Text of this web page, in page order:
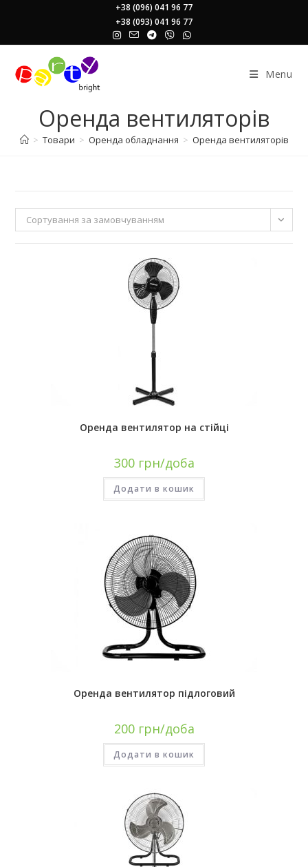
content
+38 (096) 041 96 77
+38 (093) 041 96 77
Menu
Оренда вентиляторів
> Товари > Оренда обладнання > Оренда вентиляторів
Сортування за замовчуванням
Оренда вентилятор на стійці
300грн/доба
Додати в кошик
Оренда вентилятор підлоговий
200грн/доба
Додати в кошик